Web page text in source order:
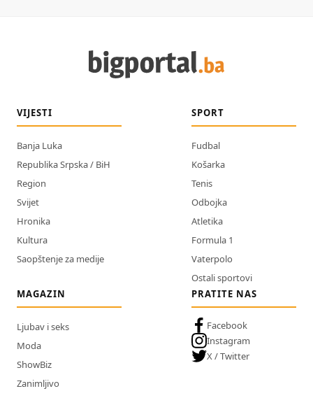
VIJESTI
Banja Luka
Republika Srpska / BiH
Region
Svijet
Hronika
Kultura
Saopštenje za medije
SPORT
Fudbal
Košarka
Tenis
Odbojka
Atletika
Formula 1
Vaterpolo
Ostali sportovi
MAGAZIN
Ljubav i seks
Moda
ShowBiz
Zanimljivo
PRATITE NAS
Facebook
Instagram
X / Twitter